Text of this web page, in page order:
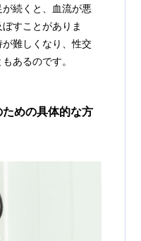
続くと、血流が悪
すことがありま
難しくなり、性交
あるのです。
めの具体的な方